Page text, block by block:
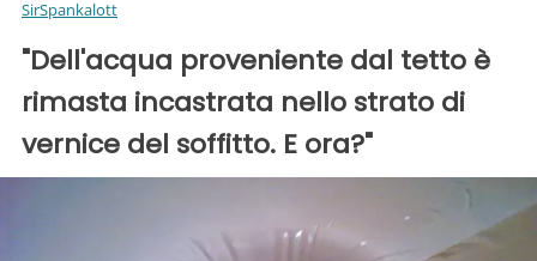
SirSpankalott
"Dell'acqua proveniente dal tetto è
rimasta incastrata nello strato di
vernice del soffitto. E ora?"